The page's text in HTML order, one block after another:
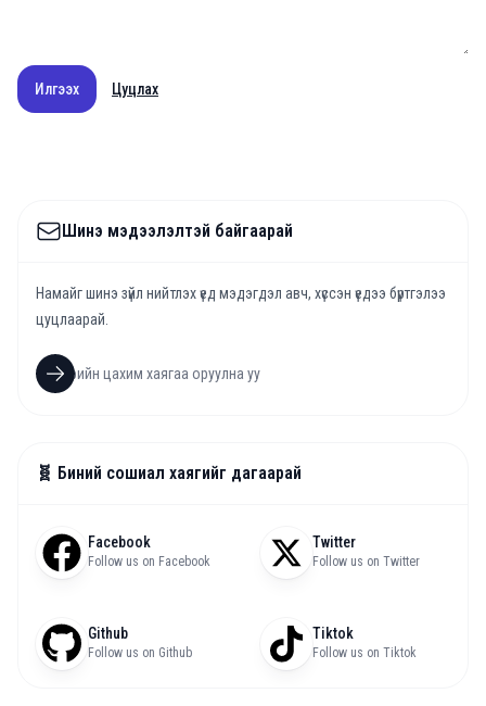
Илгээх Цуцлах
Шинэ мэдээлэлтэй байгаарай
Намайг шинэ зүйл нийтлэх үед мэдэгдэл авч, хүссэн үедээ бүртгэлээ
цуцлаарай.
🧬 Биний сошиал хаягийг дагаарай
Facebook
Follow us on Facebook
Twitter
Follow us on Twitter
Github
Follow us on Github
Tiktok
Follow us on Tiktok